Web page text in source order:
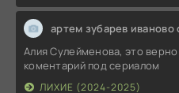
артем зубарев иваново
Алия Сулейменова, это
коментарий под сериалом
ЛИХИЕ (2024-2025)